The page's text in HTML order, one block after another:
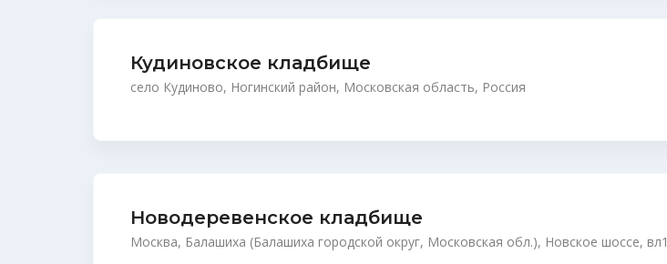
Кудиновское кладбище
село Кудиново, Ногинский район, Московская область, Россия
Новодеревенское кладбище
Москва, Балашиха (Балашиха городской округ, Московская обл.), Новское шоссе, вл1